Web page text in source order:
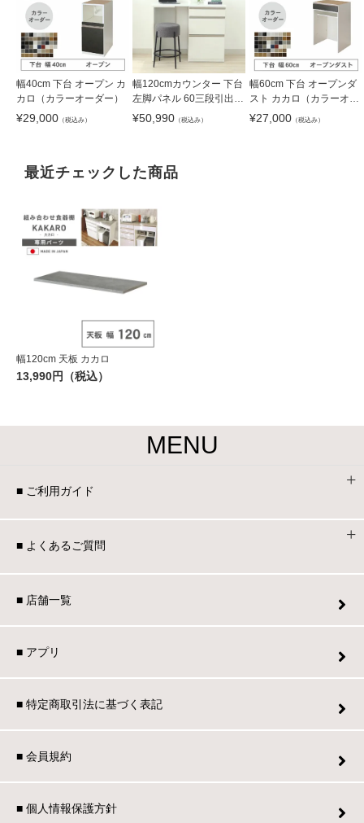
幅40cm 下台 オープン カ
カロ（カラーオーダー）
¥29,000 （税込み）
幅120cmカウンター 下台
左脚パネル 60三段引出
ネオ
¥50,990 （税込み）
幅60cm 下台 オープンダ
スト カカロ（カラーオー
ダー）
¥27,000（税込み）
最近チェックした商品
幅120cm 天板 カカロ
13,990円（税込）
MENU
■ ご利用ガイド
■ よくあるご質問
■ 店舗一覧
■ アプリ
■ 特定商取引法に基づく表記
■ 会員規約
■ 個人情報保護方針